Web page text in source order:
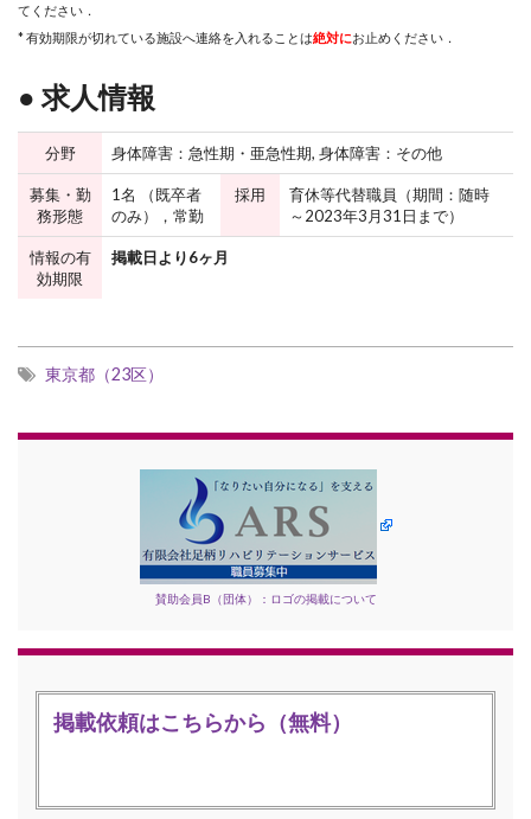
てください．
* 有効期限が切れている施設へ連絡を入れることは絶対にお止めください．
● 求人情報
分野 身体障害：急性期・亜急性期, 身体障害：その他
募集・勤
務形態
1名 （既卒者
のみ），常勤
採用
育休等代替職員（期間：随時
～2023年3月31日まで）
情報の有
効期限
掲載日より6ヶ月
東京都（23区）
賛助会員B（団体）：ロゴの掲載について
掲載依頼はこちらから（無料）